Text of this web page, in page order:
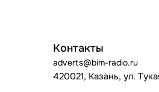
Контакты
adverts@bim-radio.ru
420021, Казань, ул.